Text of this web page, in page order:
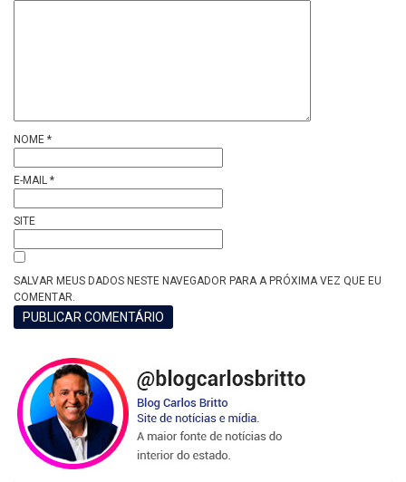
NOME *
E-MAIL *
SITE
SALVAR MEUS DADOS NESTE NAVEGADOR PARA A PRÓXIMA VEZ QUE EU
COMENTAR.